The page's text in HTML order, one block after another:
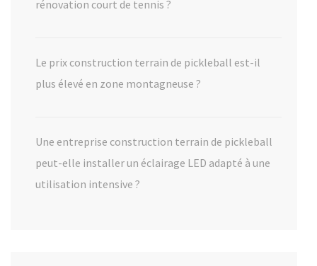
rénovation court de tennis ?
Le prix construction terrain de pickleball est-il
plus élevé en zone montagneuse ?
Une entreprise construction terrain de pickleball
peut-elle installer un éclairage LED adapté à une
utilisation intensive ?